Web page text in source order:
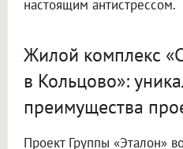
настоящим антистрессом.
Жилой комплекс
в Кольцово»:
преимущества
Проект Группы «Эталон»